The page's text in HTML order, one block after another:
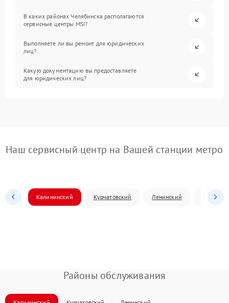
В каких районах Челябинска располагаются
сервисные центры MSI?
Выполняете ли вы ремонт для юридических
лиц?
Какую документацию вы предоставляете
для юридических лиц?
Наш сервисный центр на Вашей станции метро
Калининский Курчатовский Ленинский
Районы обслуживания